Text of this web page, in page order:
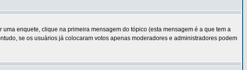
enquete, clique na primeira mensagem do tópico (esta mensagem é a que tem a
se os usuários já colocaram votos apenas moderadores e administradores podem